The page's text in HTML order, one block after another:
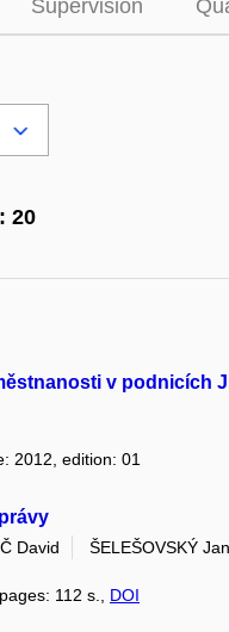
Supervision
20
v
2012, edition: 01
David
ŠELEŠOVSKÝ Jan
112 s., DOI